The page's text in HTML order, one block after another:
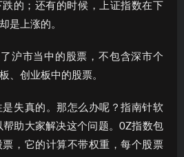
的；还有的时候，上证指数在下
是上涨的。
沪市当中的股票，不包含深市个
、创业板中的股票。
失真的。那怎么办呢？指南针软
助大家解决这个问题。0Z指数包
，它的计算不带权重，每个股票